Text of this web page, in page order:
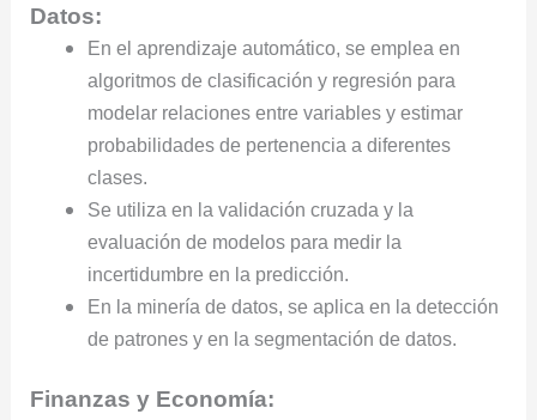
Datos:
En el aprendizaje automático, se emplea en
algoritmos de clasificación y regresión para
modelar relaciones entre variables y estimar
probabilidades de pertenencia a diferentes
clases.
Se utiliza en la validación cruzada y la
evaluación de modelos para medir la
incertidumbre en la predicción.
En la minería de datos, se aplica en la detección
de patrones y en la segmentación de datos.
Finanzas y Economía: